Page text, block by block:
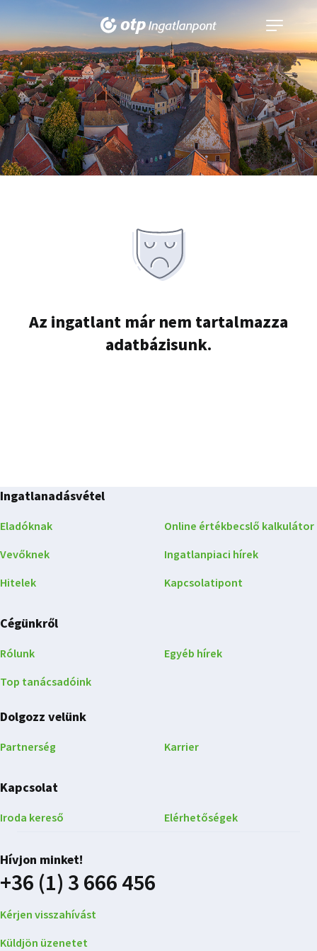
Navigáció
kinyitása
Az ingatlant már nem tartalmazza
adatbázisunk.
Ingatlanadásvétel
Eladóknak
Vevőknek
Hitelek
Online értékbecslő kalkulátor
Ingatlanpiaci hírek
Kapcsolatipont
Cégünkről
Rólunk
Top tanácsadóink
Egyéb hírek
Dolgozz velünk
Partnerség Karrier
Kapcsolat
Iroda kereső Elérhetőségek
Hívjon minket!
+36 (1) 3 666 456
Kérjen visszahívást
Küldjön üzenetet